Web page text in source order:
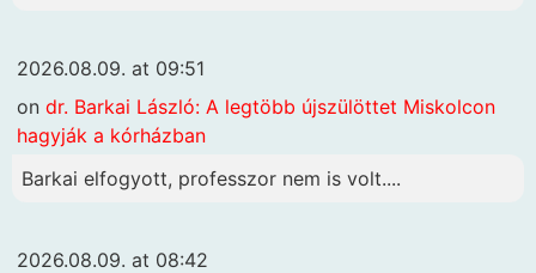
2026.08.09. at 09:51
on dr. Barkai László: A legtöbb újszülöttet Miskolcon
hagyják a kórházban
Barkai elfogyott, professzor nem is volt....
2026.08.09. at 08:42